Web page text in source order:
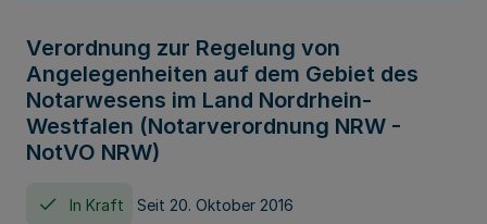
Verordnung zur Regelung von
Angelegenheiten auf dem Gebiet des
Notarwesens im Land Nordrhein-
Westfalen (Notarverordnung NRW -
NotVO NRW)
In Kraft Seit 20. Oktober 2016